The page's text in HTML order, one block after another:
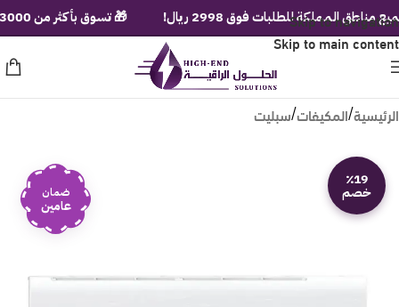
Skip to navigation
Skip to main content
الرئيسية/المكيفات/سبليت
٪19
خصم ضمان
عامين
للطلبات فوق 2998 ريال! 🎁 تسوق بأكثر من 3000 ريال ولف عجلة الهدايا الفورية!